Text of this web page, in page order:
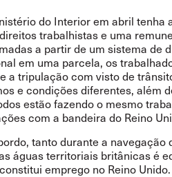
do Interior em abril tenha
trabalhistas e uma
a partir de um sistema de
em uma parcela, os
a tripulação com visto de
e condições diferentes, além
estão fazendo o mesmo
com a bandeira do Reino
tanto durante a navegação
águas territoriais britânicas é
emprego no Reino Unido.